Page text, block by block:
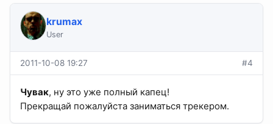
krumax
User
2011-10-08 19:27 #4
Чувак, ну это уже полный капец!
Прекращай пожалуйста заниматься трекером.